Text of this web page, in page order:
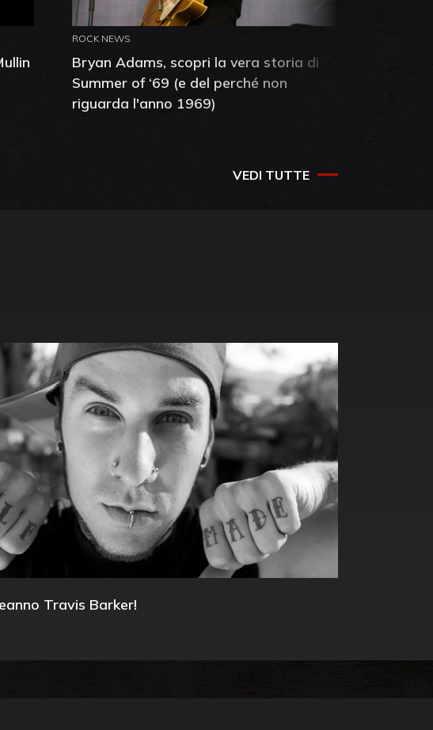
ROCK NEWS
Bryan Adams, scopri la vera storia di
Summer of ‘69 (e del perché non
riguarda l'anno 1969)
VEDI TUTTE
Travis Barker!